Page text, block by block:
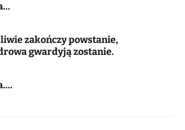
zakończy powstanie,
gwardyją zostanie.